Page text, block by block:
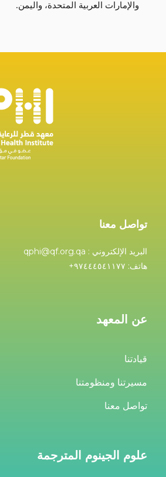
والإمارات العربية المتحدة، واليمن.
تواصل معنا
البريد الإلكتروني : qphi@qf.org.qa
هاتف: ۹۷٤٤٤٥٤۱۱۷۷+
عن المعهد
قيادتنا
مسيرتنا ومنظومتنا
تواصل معنا
علوم الجينوم المترجمة